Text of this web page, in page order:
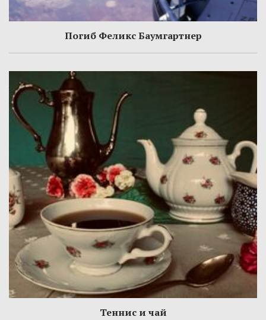
Погиб Феликс Баумгартнер
Теннис и чай